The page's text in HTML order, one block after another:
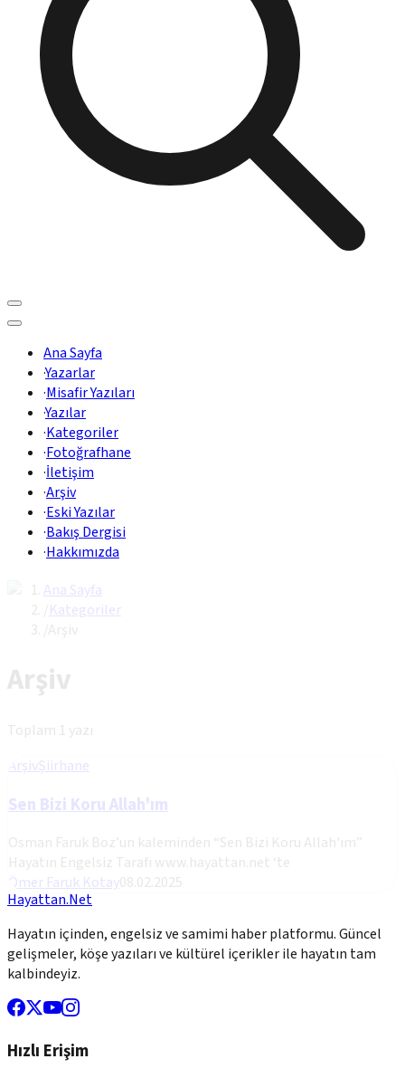
Ana Sayfa
·Yazarlar
·Misafir Yazıları
·Yazılar
·Kategoriler
·Fotoğrafhane
·İletişim
·Arşiv
·Eski Yazılar
·Bakış Dergisi
·Hakkımızda
Ana Sayfa
Kategoriler
Arşiv
Arşiv
Toplam 1 yazı
ArşivŞiirhane
Sen Bizi Koru Allah'ım
Osman Faruk Boz’un kaleminden “Sen Bizi Koru Allah'ım”
Hayatın Engelsiz Tarafı www.hayattan.net ‘te
Ömer Faruk Kotay08.02.2025
Hayattan.Net
Hayatın içinden, engelsiz ve samimi haber platformu. Güncel
gelişmeler, köşe yazıları ve kültürel içerikler ile hayatın tam
kalbindeyiz.
Hızlı Erişim